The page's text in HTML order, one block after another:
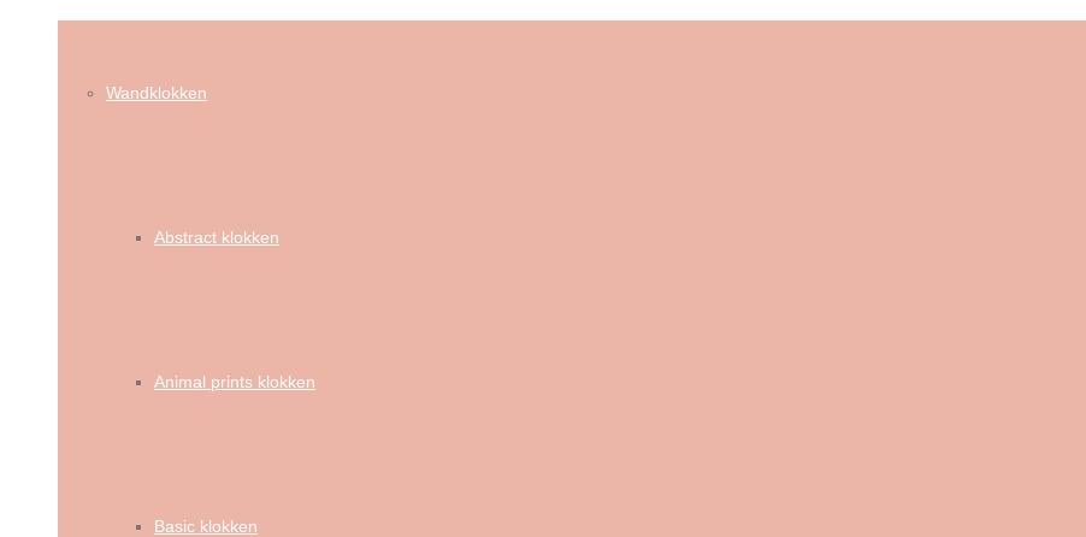
Wandklokken
Abstract klokken
Animal prints klokken
Basic klokken